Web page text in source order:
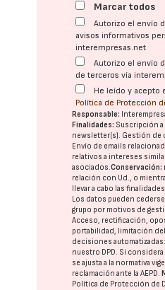
Marcar todos
Autorizo el envío
avisos informativos
interempresas.net
Autorizo el envío
de terceros vía
He leído y acepto
Política de Protección
Responsable:
Finalidades: Suscripción a
newsletter(s). Gestión de
Envío de emails
relativos a intereses
asociados.Conservación:
relación con Ud., o
llevar a cabo las
Los datos pueden
grupo por motivos de
Acceso, rectificación,
portabilidad, limitación
decisiones automatizadas:
nuestro DPD. Si
se ajusta a la normativa
reclamación ante laAEPD.
Política de Protección de